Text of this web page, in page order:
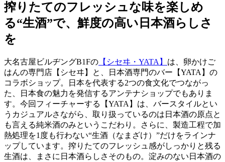
搾りたてのフレッシュな味を楽しめ
る“生酒”で、鮮度の高い日本酒らしさ
を
大名古屋ビルヂングB1Fの 【シセヰ・ YATA 】 は、卵かけご
はんの専門店【シセヰ】と、日本酒専門のバー【YATA 】の
コラボショップ。日本を代表する2つの食文化でつながっ
た、日本食の魅力を発信するアンテナショップでもありま
す。今回フィーチャーする【YATA 】は、バースタイルとい
うカジュアルさながら、取り扱っているのは日本酒の原点と
も言える純米酒のみというこだわり。さらに、製造工程で加
熱処理を1 度も行わない“生酒（なまざけ）”だけをラインナ
ップしています。搾りたてのフレッシュ感がしっかりと残る
生酒は、まさに日本酒らしさそのもの。淀みのない日本酒の